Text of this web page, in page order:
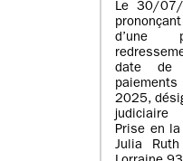
Le 30/07/
d’une
date de
2025,
judiciaire
Prise en
Julia